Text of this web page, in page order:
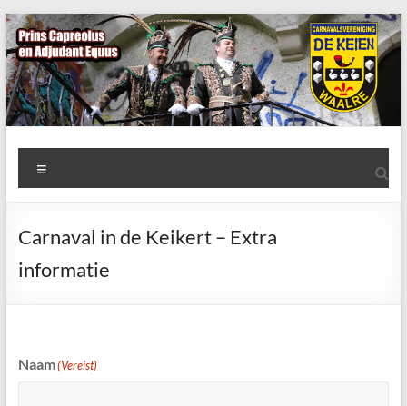
Ga
naar
de
inhoud
AWC
de
Keien
Algemene
Waalrese
Carnaval in de Keikert – Extra
informatie
Naam(Vereist)